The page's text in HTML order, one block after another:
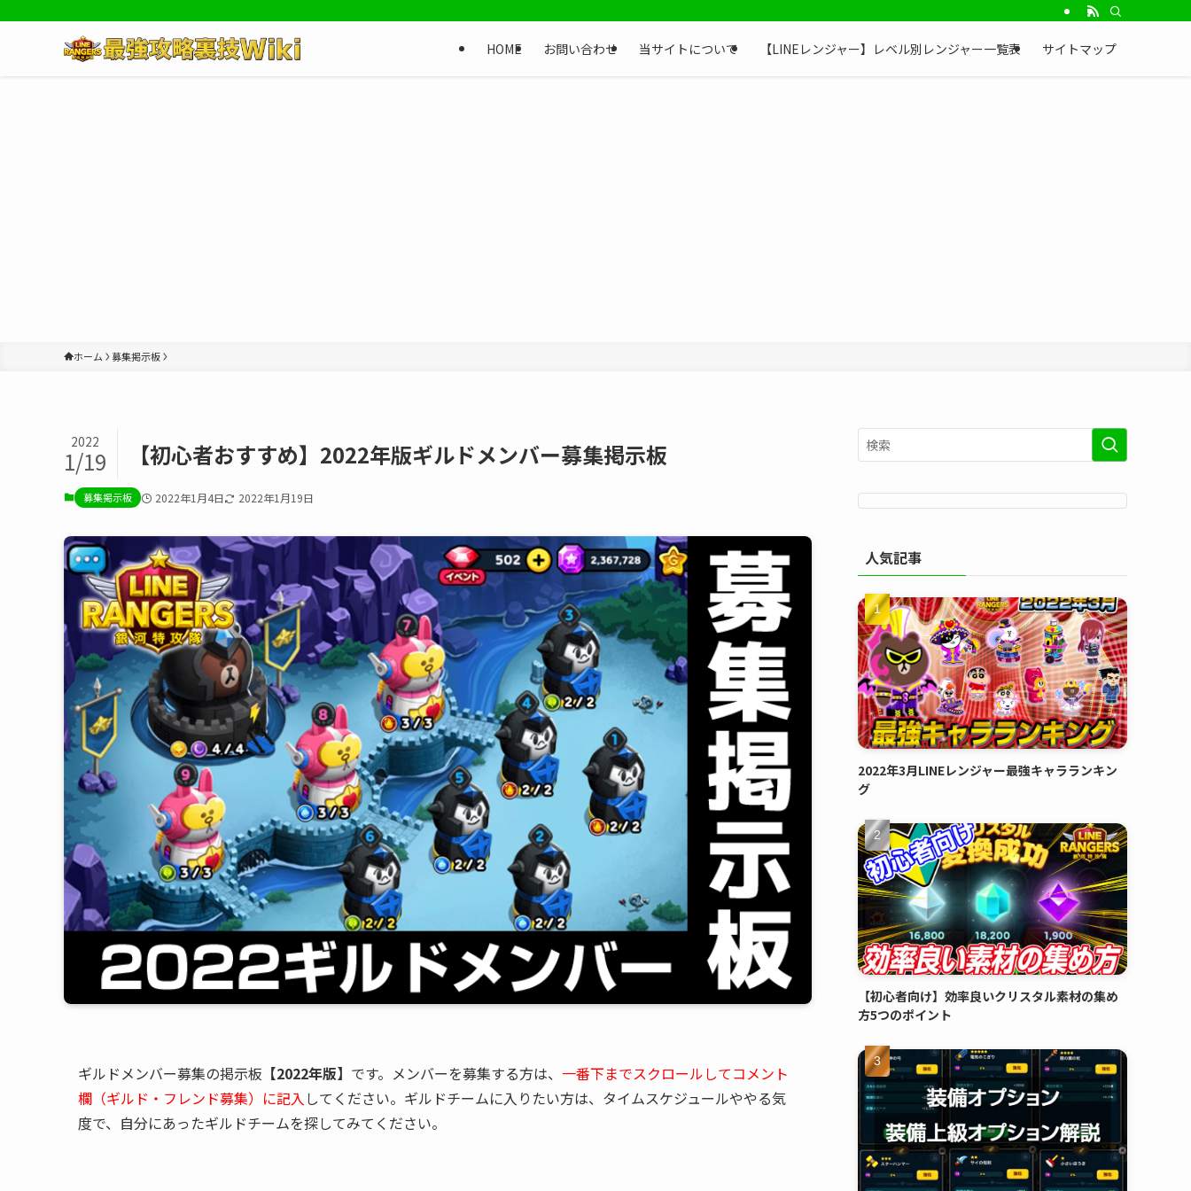
HOME お問い合わせ 当サイトについて 【LINEレンジャー】レベル別レンジャー一覧表 サイトマップ
ホーム 募集掲示板
【初心者おすすめ】2022年版ギルドメンバー募集掲示板
2022
1/19
募集掲示板 2022年1月4日 2022年1月19日
ギルドメンバー募集の掲示板 【2022年版】 です。メンバーを募集する方は、 一番下までスクロールしてコメント
欄（ギルド・フレンド募集）に記入 してください。ギルドチームに入りたい方は、タイムスケジュールややる気
度で、自分にあったギルドチームを探してみてください。
人気記事
2022年3月LINEレンジャー最強キャラランキン
グ
【初心者向け】効率良いクリスタル素材の集め
方5つのポイント